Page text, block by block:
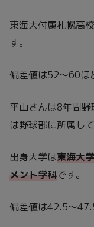
東海大付属札幌高
す。
偏差値は52～60ほ
平山さんは8年間
は野球部に所属し
出身大学は東海大
メント学科です。
偏差値は42.5～